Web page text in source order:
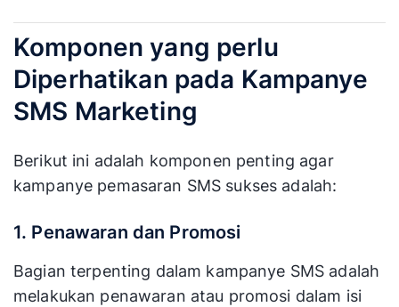
Komponen yang perlu
Diperhatikan pada Kampanye
SMS Marketing
Berikut ini adalah komponen penting agar
kampanye pemasaran SMS sukses adalah:
1. Penawaran dan Promosi
Bagian terpenting dalam kampanye SMS adalah
melakukan penawaran atau promosi dalam isi